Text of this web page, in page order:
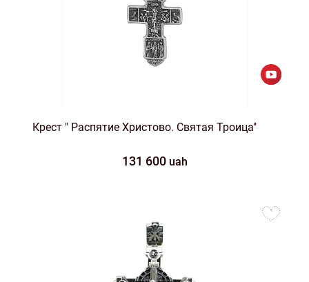
Крест " Распятие Христово. Святая Троица"
131 600 uah
favorites